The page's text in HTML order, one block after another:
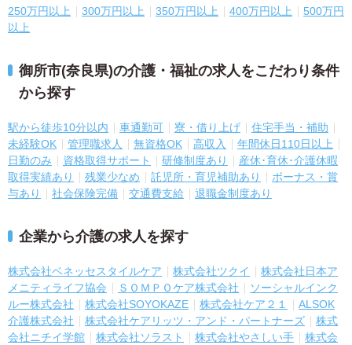
250万円以上 300万円以上 350万円以上 400万円以上
500万円
以上
御所市(奈良県)の介護・福祉の求人をこだわり条件
から探す
駅から徒歩10分以内 車通勤可 寮・借り上げ
住宅手当・補助
未経験OK
管理職求人 無資格OK 高収入
年間休日110日以上
日勤のみ
資格取得サポート 研修制度あり
産休･育休･介護休暇
取得実績あり
残業少なめ 託児所・育児補助あり
ボーナス・賞
与あり
社会保険完備 交通費支給 退職金制度あり
企業から介護の求人を探す
株式会社ベネッセスタイルケア 株式会社ツクイ
株式会社日本ア
メニティライフ協会
ＳＯＭＰＯケア株式会社
ソーシャルインク
ルー株式会社
株式会社SOYOKAZE 株式会社ケア２１
ALSOK
介護株式会社
株式会社ケアリッツ・アンド・パートナーズ
株式
会社ニチイ学館
株式会社ソラスト 株式会社やさしい手
株式会